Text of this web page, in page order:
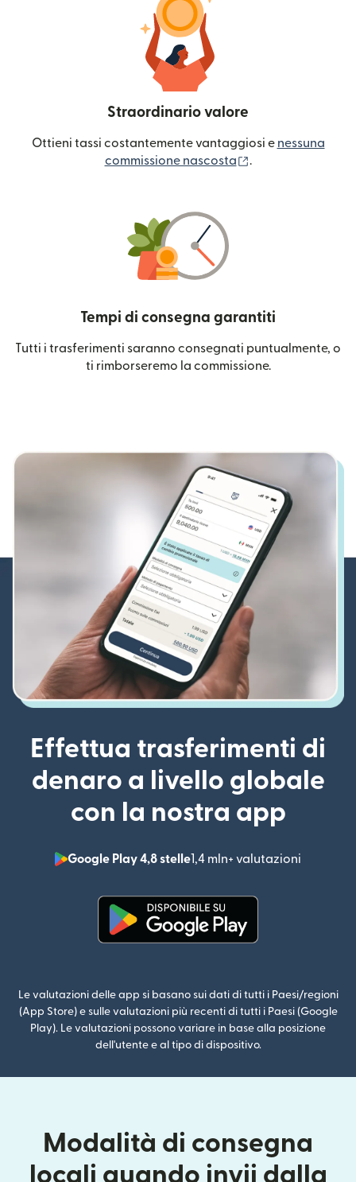
Straordinario valore
Ottieni tassi costantemente vantaggiosi e nessuna
commissione nascosta
.
Tempi di consegna garantiti
Tutti i trasferimenti saranno consegnati puntualmente, o
ti rimborseremo la commissione.
Effettua trasferimenti di
denaro a livello globale
con la nostra app
Google Play 4,8 stelle1,4 mln+ valutazioni
Le valutazioni delle app si basano sui dati di tutti i Paesi/regioni
(App Store) e sulle valutazioni più recenti di tutti i Paesi (Google
Play). Le valutazioni possono variare in base alla posizione
dell'utente e al tipo di dispositivo.
Modalità di consegna
locali quando invii dalla